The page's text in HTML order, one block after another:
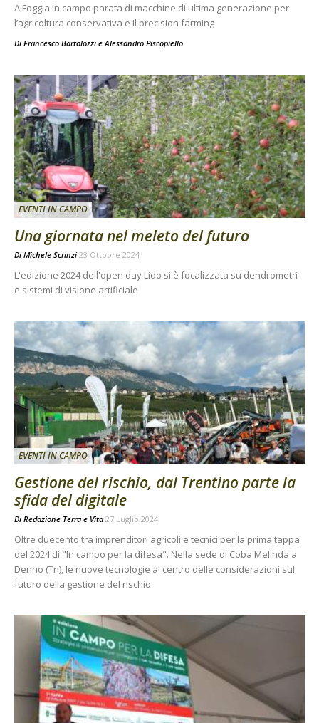
A Foggia in campo parata di macchine di ultima generazione per
l’agricoltura conservativa e il precision farming
Di Francesco Bartolozzi e Alessandro Piscopiello
EVENTI IN CAMPO
Una giornata nel meleto del futuro
Di Michele Scrinzi 23 Ottobre 2024
L'edizione 2024 dell'open day Lido si è focalizzata su dendrometri
e sistemi di visione artificiale
EVENTI IN CAMPO
Gestione del rischio, dal Trentino parte la
sfida del digitale
Di Redazione Terra e Vita 27 Luglio 2024
Oltre duecento tra imprenditori agricoli e tecnici per la prima tappa
del 2024 di "In campo per la difesa". Nella sede di Coba Melinda a
Denno (Tn), le nuove tecnologie al centro delle considerazioni sul
futuro della gestione del rischio